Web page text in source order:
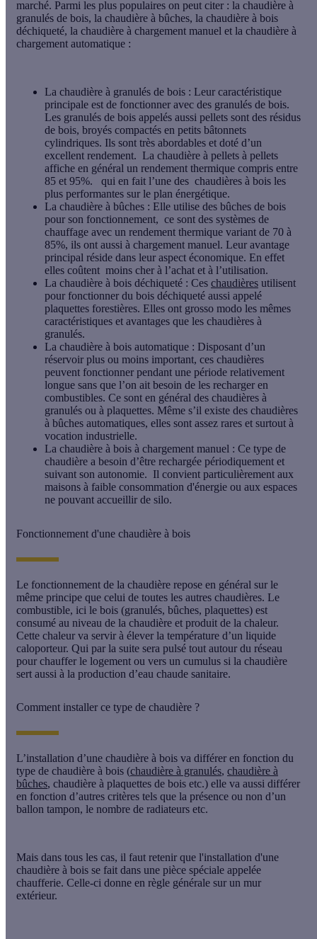
marché. Parmi les plus populaires on peut citer : la chaudière à
granulés de bois, la chaudière à bûches, la chaudière à bois
déchiqueté, la chaudière à chargement manuel et la chaudière à
chargement automatique :
La chaudière à granulés de bois : Leur caractéristique
principale est de fonctionner avec des granulés de bois.
Les granulés de bois appelés aussi pellets sont des résidus
de bois, broyés compactés en petits bâtonnets
cylindriques. Ils sont très abordables et doté d’un
excellent rendement. La chaudière à pellets à pellets
affiche en général un rendement thermique compris entre
85 et 95%. qui en fait l’une des chaudières à bois les
plus performantes sur le plan énergétique.
La chaudière à bûches : Elle utilise des bûches de bois
pour son fonctionnement, ce sont des systèmes de
chauffage avec un rendement thermique variant de 70 à
85%, ils ont aussi à chargement manuel. Leur avantage
principal réside dans leur aspect économique. En effet
elles coûtent moins cher à l’achat et à l’utilisation.
La chaudière à bois déchiqueté : Ces chaudières utilisent
pour fonctionner du bois déchiqueté aussi appelé
plaquettes forestières. Elles ont grosso modo les mêmes
caractéristiques et avantages que les chaudières à
granulés.
La chaudière à bois automatique : Disposant d’un
réservoir plus ou moins important, ces chaudières
peuvent fonctionner pendant une période relativement
longue sans que l’on ait besoin de les recharger en
combustibles. Ce sont en général des chaudières à
granulés ou à plaquettes. Même s’il existe des chaudières
à bûches automatiques, elles sont assez rares et surtout à
vocation industrielle.
La chaudière à bois à chargement manuel : Ce type de
chaudière a besoin d’être rechargée périodiquement et
suivant son autonomie. Il convient particulièrement aux
maisons à faible consommation d'énergie ou aux espaces
ne pouvant accueillir de silo.
Fonctionnement d'une chaudière à bois
Le fonctionnement de la chaudière repose en général sur le
même principe que celui de toutes les autres chaudières. Le
combustible, ici le bois (granulés, bûches, plaquettes) est
consumé au niveau de la chaudière et produit de la chaleur.
Cette chaleur va servir à élever la température d’un liquide
caloporteur. Qui par la suite sera pulsé tout autour du réseau
pour chauffer le logement ou vers un cumulus si la chaudière
sert aussi à la production d’eau chaude sanitaire.
Comment installer ce type de chaudière ?
L’installation d’une chaudière à bois va différer en fonction du
type de chaudière à bois (chaudière à granulés, chaudière à
bûches, chaudière à plaquettes de bois etc.) elle va aussi différer
en fonction d’autres critères tels que la présence ou non d’un
ballon tampon, le nombre de radiateurs etc.
Mais dans tous les cas, il faut retenir que l'installation d'une
chaudière à bois se fait dans une pièce spéciale appelée
chaufferie. Celle-ci donne en règle générale sur un mur
extérieur.